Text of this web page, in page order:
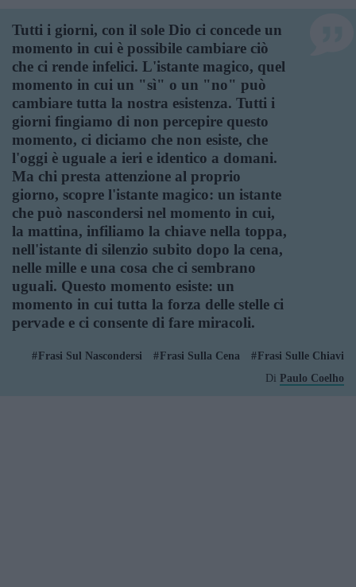
Tutti i giorni, con il sole Dio ci concede un
momento in cui è possibile cambiare ciò
che ci rende infelici. L'istante magico, quel
momento in cui un "sì" o un "no" può
cambiare tutta la nostra esistenza. Tutti i
giorni fingiamo di non percepire questo
momento, ci diciamo che non esiste, che
l'oggi è uguale a ieri e identico a domani.
Ma chi presta attenzione al proprio
giorno, scopre l'istante magico: un istante
che può nascondersi nel momento in cui,
la mattina, infiliamo la chiave nella toppa,
nell'istante di silenzio subito dopo la cena,
nelle mille e una cosa che ci sembrano
uguali. Questo momento esiste: un
momento in cui tutta la forza delle stelle ci
pervade e ci consente di fare miracoli.
Frasi Sul Nascondersi Frasi Sulla Cena
Frasi Sulle Chiavi
Di Paulo Coelho